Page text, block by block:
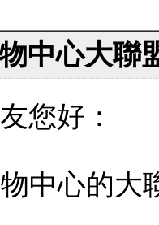
中心大聯
您好：
中心的大